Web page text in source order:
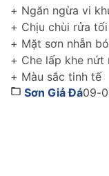
như: Là loại vật
kháng kiềm,
+ Ngăn ngừa vi
+ Chịu chùi rửa
+ Mặt sơn nhẵn
+ Che lấp khe nứt
+ Màu sắc tinh tế
Sơn Giả Đá09-